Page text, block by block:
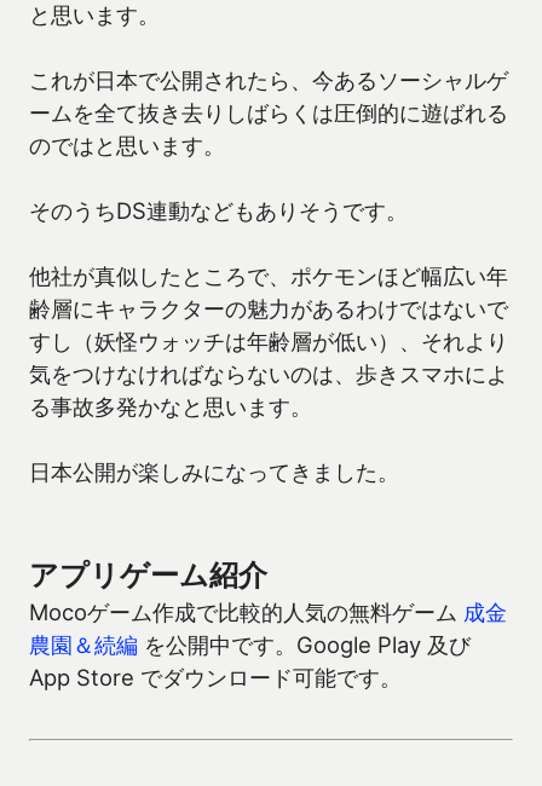
と思います。
これが日本で公開されたら、今あるソーシャルゲ
ームを全て抜き去りしばらくは圧倒的に遊ばれる
のではと思います。
そのうちDS連動などもありそうです。
他社が真似したところで、ポケモンほど幅広い年
齢層にキャラクターの魅力があるわけではないで
すし（妖怪ウォッチは年齢層が低い）、それより
気をつけなければならないのは、歩きスマホによ
る事故多発かなと思います。
日本公開が楽しみになってきました。
アプリゲーム紹介
Mocoゲーム作成で比較的人気の無料ゲーム 成金
農園＆続編 を公開中です。Google Play 及び
App Store でダウンロード可能です。